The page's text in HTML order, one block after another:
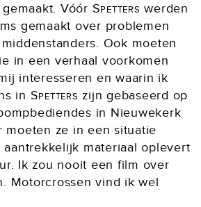
Vóór Spetters werden
gemaakt over problemen
Ook moeten
in een verhaal voorkomen
interesseren en waarin ik
in Spetters zijn gebaseerd op
in Nieuwekerk
moeten ze in een situatie
materiaal oplevert
Ik zou nooit een film over
Motorcrossen vind ik wel